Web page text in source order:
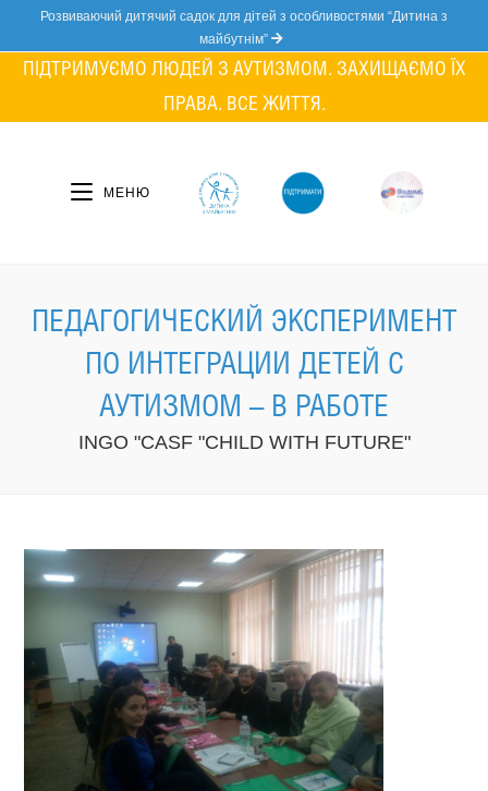
content
Розвиваючий дитячий садок для дітей з особливостями “Дитина з
майбутнім”
ПІДТРИМУЄМО ЛЮДЕЙ З АУТИЗМОМ. ЗАХИЩАЄМО ЇХ
ПРАВА. ВСЕ ЖИТТЯ.
МЕНЮ
ПЕДАГОГИЧЕСКИЙ ЭКСПЕРИМЕНТ
ПО ИНТЕГРАЦИИ ДЕТЕЙ С
АУТИЗМОМ – В РАБОТЕ
INGO "CASF "CHILD WITH FUTURE"